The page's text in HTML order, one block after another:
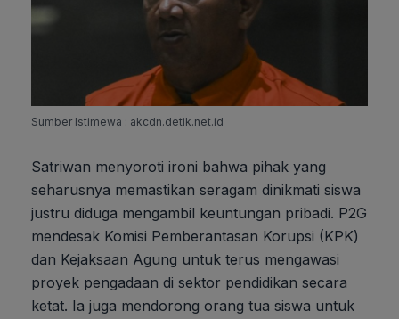
Sumber Istimewa : akcdn.detik.net.id
Satriwan menyoroti ironi bahwa pihak yang
seharusnya memastikan seragam dinikmati siswa
justru diduga mengambil keuntungan pribadi. P2G
mendesak Komisi Pemberantasan Korupsi (KPK)
dan Kejaksaan Agung untuk terus mengawasi
proyek pengadaan di sektor pendidikan secara
ketat. Ia juga mendorong orang tua siswa untuk